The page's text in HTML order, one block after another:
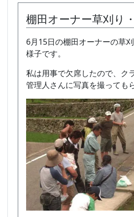
棚田オーナー草刈り
6月15日の棚田オーナーの草
様子です。
私は用事で欠席したので、ク
管理人さんに写真を撮っても